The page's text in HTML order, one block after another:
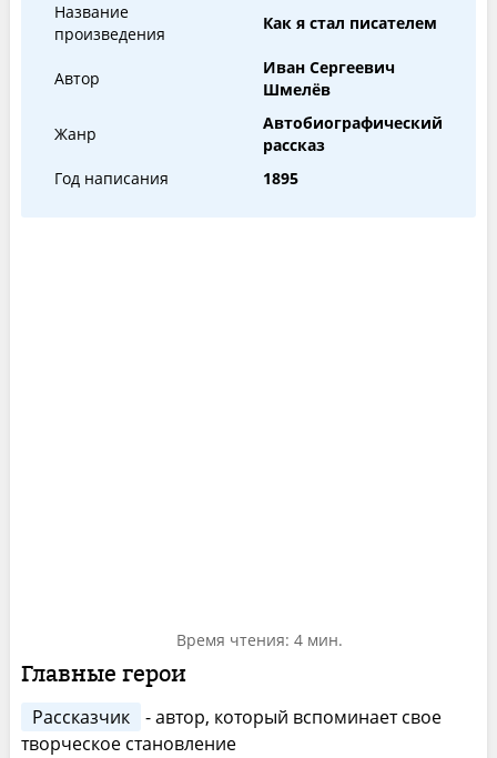
Название
произведения
Как я стал писателем
Автор
Иван Сергеевич
Шмелёв
Жанр
Автобиографический
рассказ
Год написания
1895
Время чтения: 4 мин.
Главные герои
Рассказчик
- автор, который вспоминает свое
творческое становление